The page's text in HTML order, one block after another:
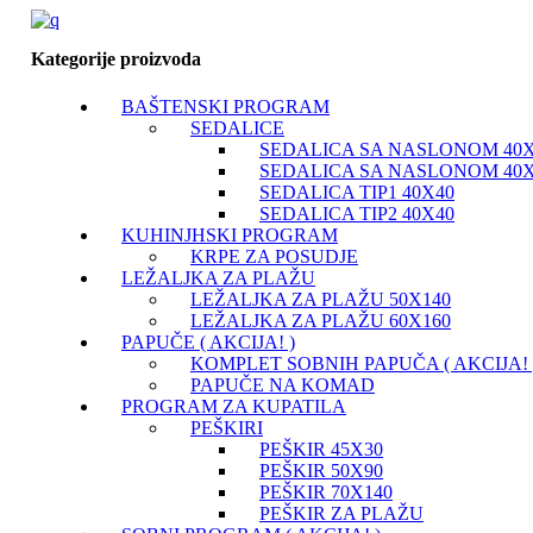
Kategorije proizvoda
BAŠTENSKI PROGRAM
SEDALICE
SEDALICA SA NASLONOM
SEDALICA SA NASLONOM
SEDALICA TIP1 40X40
SEDALICA TIP2 40X40
KUHINJHSKI PROGRAM
KRPE ZA POSUDJE
LEŽALJKA ZA PLAŽU
LEŽALJKA ZA PLAŽU 50X140
LEŽALJKA ZA PLAŽU 60X160
PAPUČE ( AKCIJA! )
KOMPLET SOBNIH PAPUČA ( AKCIJA!
PAPUČE NA KOMAD
PROGRAM ZA KUPATILA
PEŠKIRI
PEŠKIR 45X30
PEŠKIR 50X90
PEŠKIR 70X140
PEŠKIR ZA PLAŽU